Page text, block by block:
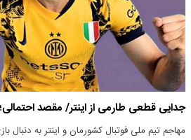
جدایی قطعی طارمی از اینتر/ مقصد
مهاجم تیم ملی فوتبال کشورمان و اینتر به